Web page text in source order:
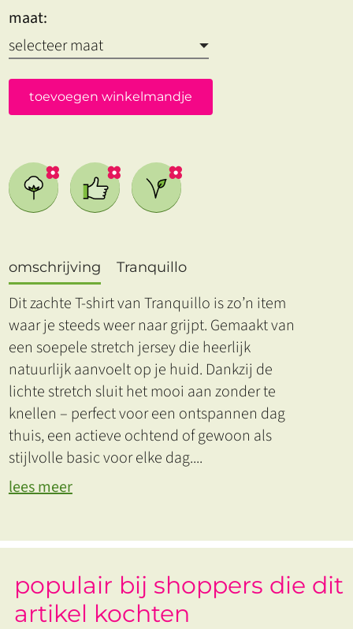
maat:
toevoegen winkelmandje
omschrijving Tranquillo
Dit zachte T-shirt van Tranquillo is zo’n item
waar je steeds weer naar grijpt. Gemaakt van
een soepele stretch jersey die heerlijk
natuurlijk aanvoelt op je huid. Dankzij de
lichte stretch sluit het mooi aan zonder te
knellen – perfect voor een ontspannen dag
thuis, een actieve ochtend of gewoon als
stijlvolle basic voor elke dag....
lees meer
populair bij shoppers die dit
artikel kochten